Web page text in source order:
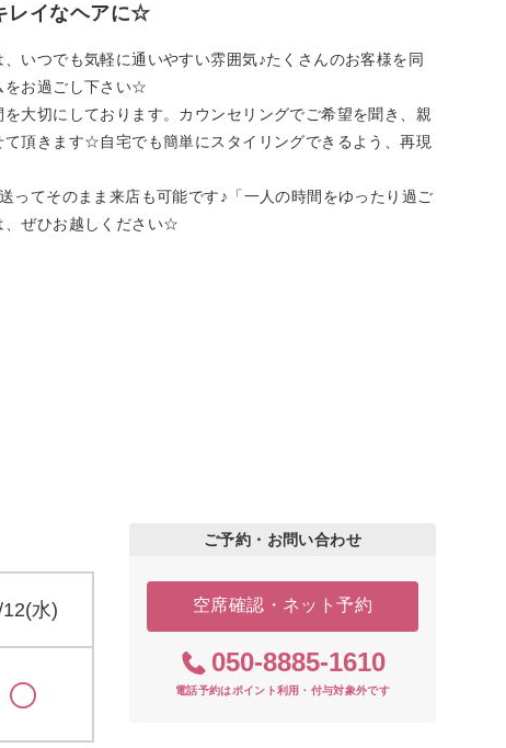
レイなヘアに☆
いつでも気軽に通いやすい雰囲気♪たくさんのお客様を同
をお過ごし下さい☆
大切にしております。カウンセリングでご希望を聞き、親
頂きます☆自宅でも簡単にスタイリングできるよう、再現
ってそのまま来店も可能です♪「一人の時間をゆったり過ご
、ぜひお越しください☆
水)
ご予約・お問い合わせ
空席確認・ネット予約
050-8885-1610
電話予約はポイント利用・付与対象外です